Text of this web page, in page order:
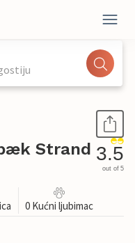
Strand 3.5
out of 5
0 Kućni ljubimac